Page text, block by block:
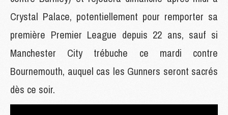
Crystal Palace, potentiellement pour remporter sa
première Premier League depuis 22 ans, sauf si
Manchester City trébuche ce mardi contre
Bournemouth, auquel cas les Gunners seront sacrés
dès ce soir.